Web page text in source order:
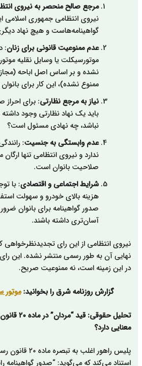
مرجع صالح منحصر به نیروی
نیروی انتظامی جمهوری اسلامی
گواهینامه‌هاست و هیچ نهاد
عدم ممنوعیت قانونی برای زنان:
موتورسیکلت یا وسایل نقلیه
نشده و بر اساس اصل اباحه
ممنوع نشده)، این کار برای
نیاز به مرجع نظارتی: برای احراز
باید یک نهاد نظارتی وجود
نباشد، چه نهادی مسئول است؟
عدم وابستگی به جنسیت:
ندارد و نیروی انتظامی تنها
صلاحیت بانوان است.
شرایط اجتماعی و اقتصادی: با
هزینه بالای خودرو و سهولت
صدور گواهینامه برای بانوان
آسان‌تری داشته باشند.
نیروی انتظامی از این رای تجدیدنظرخواهی
نهایی آن به طور رسمی منتشر نشده. این
در این زمینه است، نه ممنوعیت صریح.
گزارش روزنامه شرق را بخوانید:موتور
تحلیل
معنایی دارد؟
پلیس راهور اغلب
استناد می‌کند که می‌گوید: “صدور گواهینامه